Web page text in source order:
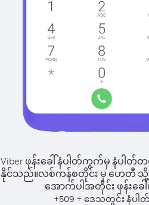
Viber ဖုန်းခေါ်နံပါတ်ကွက်မှ နံပါတ်တ
နိုင်သည်။လစ်ကန်စတိုင်း မှ ဟေတီ သို့
အောက်ပါအတိုင်း ဖုန်းခေါ်
+509 + ဒေသတွင်း နံပါတ်